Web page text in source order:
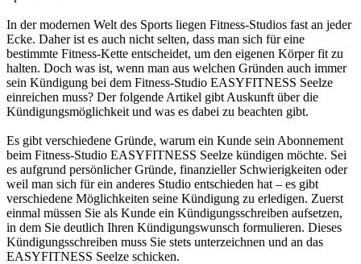
In der modernen Welt des Sports liegen Fitness-Studios fast an jeder
Ecke. Daher ist es auch nicht selten, dass man sich für eine
bestimmte Fitness-Kette entscheidet, um den eigenen Körper fit zu
halten. Doch was ist, wenn man aus welchen Gründen auch immer
sein Kündigung bei dem Fitness-Studio EASYFITNESS Seelze
einreichen muss? Der folgende Artikel gibt Auskunft über die
Kündigungsmöglichkeit und was es dabei zu beachten gibt.
Es gibt verschiedene Gründe, warum ein Kunde sein Abonnement
beim Fitness-Studio EASYFITNESS Seelze kündigen möchte. Sei
es aufgrund persönlicher Gründe, finanzieller Schwierigkeiten oder
weil man sich für ein anderes Studio entschieden hat – es gibt
verschiedene Möglichkeiten seine Kündigung zu erledigen. Zuerst
einmal müssen Sie als Kunde ein Kündigungsschreiben aufsetzen,
in dem Sie deutlich Ihren Kündigungswunsch formulieren. Dieses
Kündigungsschreiben muss Sie stets unterzeichnen und an das
EASYFITNESS Seelze schicken.